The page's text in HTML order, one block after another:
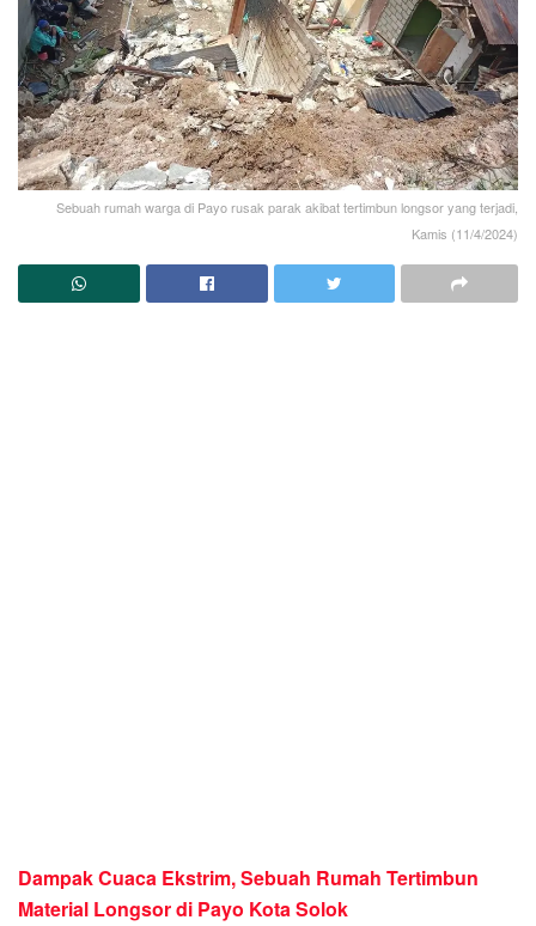
Sebuah rumah warga di Payo rusak parak akibat tertimbun longsor yang terjadi,
Kamis (11/4/2024)
Dampak Cuaca Ekstrim, Sebuah Rumah Tertimbun
Material Longsor di Payo Kota Solok